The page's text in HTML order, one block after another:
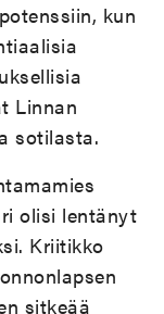
kun
Linnan
sotilasta.
olisi lentänyt
Kriitikko
sitkeää